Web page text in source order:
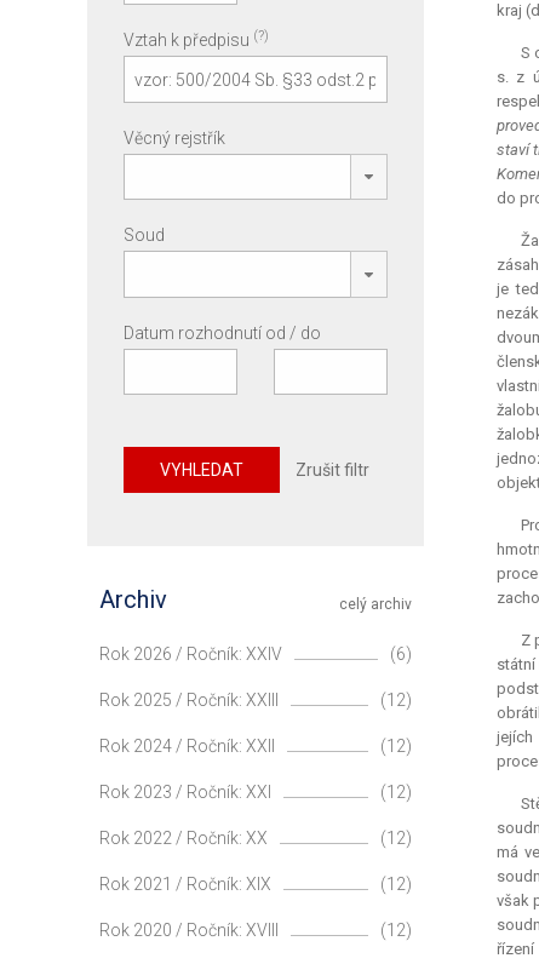
kraj
S
s. z
staví
do
je
Z
jejích
má
však
Vztah k předpisu (?)
Věcný rejstřík
Soud
Datum rozhodnutí od / do
VYHLEDAT Zrušit filtr
celý archiv
Archiv
Rok 2026 / Ročník: XXIV (6)
Rok 2025 / Ročník: XXIII (12)
Rok 2024 / Ročník: XXII (12)
Rok 2023 / Ročník: XXI (12)
Rok 2022 / Ročník: XX (12)
Rok 2021 / Ročník: XIX (12)
Rok 2020 / Ročník: XVIII (12)